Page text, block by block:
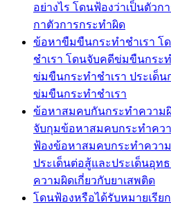
อย่างไร โดนฟ้องว่าเป็นตัว
กาตัวการกระทำผิด
ข้อหาขืมขืนกระทำชำเรา
ชำเรา โดนจับคดีข่มขืนกระ
ข่มขืนกระทำชำเรา ประเด็
ข่มขืนกระทำชำเรา
ข้อหาสมคบกันกระทำความ
จับกุมข้อหาสมคบกระทำคว
ฟ้องข้อหาสมคบกระทำความ
ประเด็นต่อสู้และประเด็นอุ
ความผิดเกี่ยวกับยาเสพติด
โดนฟ้องหรือได้รับหมายเรีย